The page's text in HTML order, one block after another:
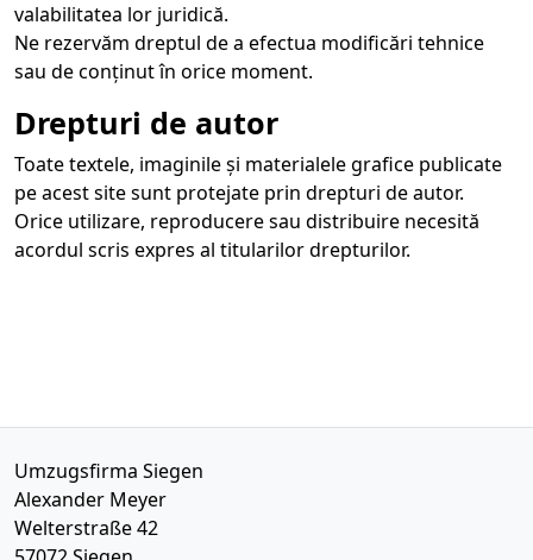
valabilitatea lor juridică.
Ne rezervăm dreptul de a efectua modificări tehnice
sau de conținut în orice moment.
Drepturi de autor
Toate textele, imaginile și materialele grafice publicate
pe acest site sunt protejate prin drepturi de autor.
Orice utilizare, reproducere sau distribuire necesită
acordul scris expres al titularilor drepturilor.
Umzugsfirma Siegen
Alexander Meyer
Welterstraße 42